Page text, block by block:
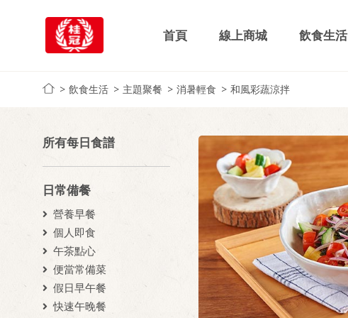
首頁 線上商城 飲食生活
飲食生活 主題聚餐 消暑輕食 和風彩蔬涼拌
所有每日食譜
日常備餐
營養早餐
個人即食
午茶點心
便當常備菜
假日早午餐
快速午晚餐